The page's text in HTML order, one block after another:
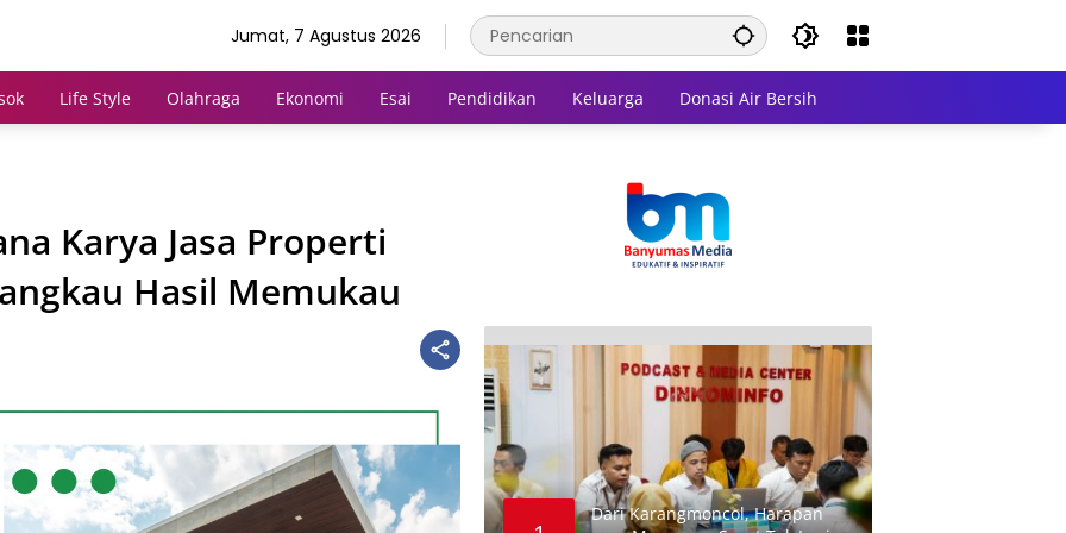
Jumat, 7 Agustus 2026
Life Style Olahraga Ekonomi Esai Pendidikan Keluarga Donasi Air Bersih
Karya Jasa Properti
Hasil Memukau
Dari Karangmoncol, Harapan